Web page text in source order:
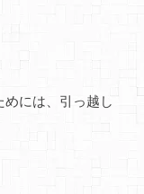
には、引っ越し